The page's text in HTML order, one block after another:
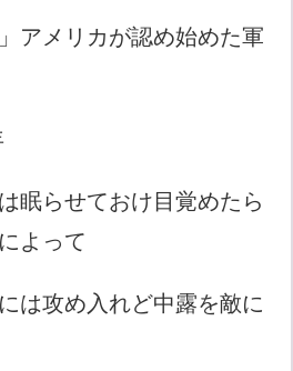
アメリカが認め始めた軍
眠らせておけ目覚めたら
よって
は攻め入れど中露を敵に